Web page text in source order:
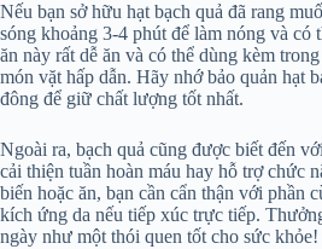
Nếu bạn sở hữu hạt bạch quả đã rang
sóng khoảng 3-4 phút để làm nóng và có
ăn này rất dễ ăn và có thể dùng kèm
món vặt hấp dẫn. Hãy nhớ bảo quản hạt
đông để giữ chất lượng tốt nhất.
Ngoài ra, bạch quả cũng được biết đến
cải thiện tuần hoàn máu hay hỗ trợ chức
biến hoặc ăn, bạn cần cẩn thận với phần
kích ứng da nếu tiếp xúc trực tiếp.
ngày như một thói quen tốt cho sức khỏe!